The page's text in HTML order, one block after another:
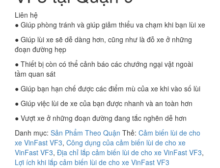
Liên hệ
● Giúp phòng tránh và giúp giảm thiểu va chạm khi bạn lùi xe
● Giúp lùi xe sẽ dễ dàng hơn, cũng như là đỗ xe ở những
đoạn đường hẹp
● Thiết bị còn có thể cảnh báo các chướng ngại vật ngoài
tầm quan sát
● Giúp bạn hạn chế được các điểm mù của xe khi vào số lùi
● Giúp việc lùi de xe của bạn được nhanh và an toàn hơn
● Vượt xe ở những đoạn đường đang tắc nghẽn dễ hơn
Danh mục: Sản Phẩm Theo Quận Thẻ: Cảm biến lùi de cho
xe VinFast VF3, Công dụng của cảm biến lùi de cho xe
VinFast VF3, Địa chỉ lắp cảm biến lùi de cho xe VinFast VF3,
Lợi ích khi lắp cảm biến lùi de cho xe VinFast VF3